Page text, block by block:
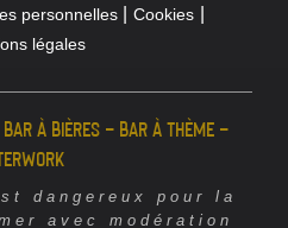
personnelles
Cookies
légales
à bières – Bar à thème –
dangereux pour la
avec modération